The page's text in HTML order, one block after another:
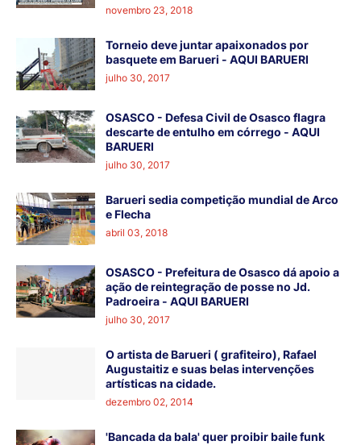
novembro 23, 2018
Torneio deve juntar apaixonados por
basquete em Barueri - AQUI BARUERI
julho 30, 2017
OSASCO - Defesa Civil de Osasco flagra
descarte de entulho em córrego - AQUI
BARUERI
julho 30, 2017
Barueri sedia competição mundial de Arco
e Flecha
abril 03, 2018
OSASCO - Prefeitura de Osasco dá apoio a
ação de reintegração de posse no Jd.
Padroeira - AQUI BARUERI
julho 30, 2017
O artista de Barueri ( grafiteiro), Rafael
Augustaitiz e suas belas intervenções
artísticas na cidade.
dezembro 02, 2014
'Bancada da bala' quer proibir baile funk